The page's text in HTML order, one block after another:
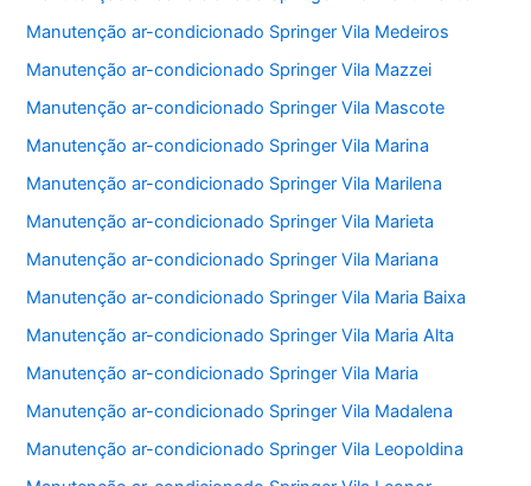
Manutenção ar-condicionado Springer Vila Medeiros
Manutenção ar-condicionado Springer Vila Mazzei
Manutenção ar-condicionado Springer Vila Mascote
Manutenção ar-condicionado Springer Vila Marina
Manutenção ar-condicionado Springer Vila Marilena
Manutenção ar-condicionado Springer Vila Marieta
Manutenção ar-condicionado Springer Vila Mariana
Manutenção ar-condicionado Springer Vila Maria Baixa
Manutenção ar-condicionado Springer Vila Maria Alta
Manutenção ar-condicionado Springer Vila Maria
Manutenção ar-condicionado Springer Vila Madalena
Manutenção ar-condicionado Springer Vila Leopoldina